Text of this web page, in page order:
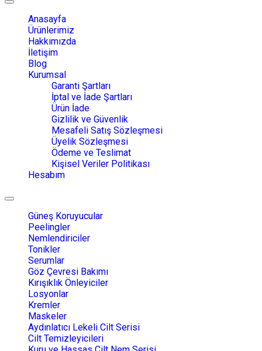
Toggle
navigationAnasayfa
Ürünlerimiz
Hakkımızda
İletişim
Blog
Kurumsal
Garanti Şartları
İptal ve İade Şartları
Ürün İade
Gizlilik ve Güvenlik
Mesafeli Satış Sözleşmesi
Üyelik Sözleşmesi
Ödeme ve Teslimat
Kişisel Veriler Politikası
Hesabım
Toggle
navigationGüneş Koruyucular
Peelingler
Nemlendiriciler
Tonikler
Serumlar
Göz Çevresi Bakımı
Kırışıklık Önleyiciler
Losyonlar
Kremler
Maskeler
Aydınlatıcı Lekeli Cilt Serisi
Cilt Temizleyicileri